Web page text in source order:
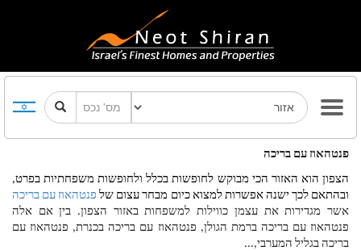
פנטהאוז עם בריכה
ובהתאם לכך ישנה אפשרות למצוא כיום מבחר עצום של פנטהאוז עם בריכה
בריכה בגליל המערבי,...